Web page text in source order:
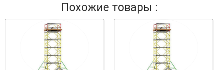
Похожие товары :